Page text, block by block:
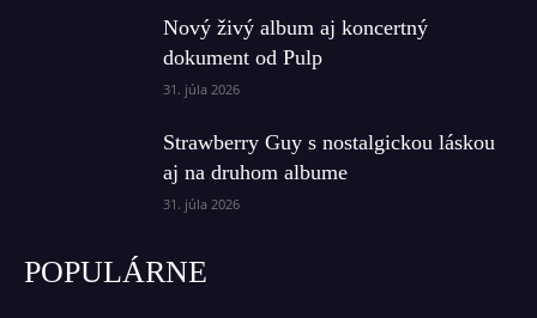
Nový živý album aj koncertný
dokument od Pulp
31. júla 2026
Strawberry Guy s nostalgickou láskou
aj na druhom albume
31. júla 2026
POPULÁRNE